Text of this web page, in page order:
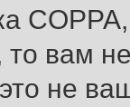
вам
не